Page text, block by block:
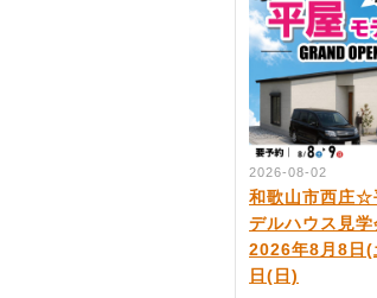
2026-08-02
和歌山市西庄☆
デルハウス見
2026年8月8日(
日(日)